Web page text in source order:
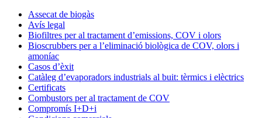
Condorchem
Enviro
Solutions
Assecat de biogàs
Avís legal
Biofiltres per al tractament d’emissions, COV i olors
Bioscrubbers per a l’eliminació biològica de COV, olors i
amoníac
Casos d’èxit
Catàleg d’evaporadors industrials al buit: tèrmics i elèctrics
Certificats
Combustors per al tractament de COV
Compromís I+D+i